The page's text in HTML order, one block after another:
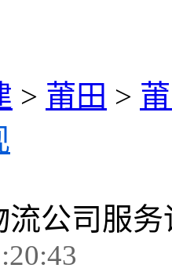
> 莆田 >
流公司服务